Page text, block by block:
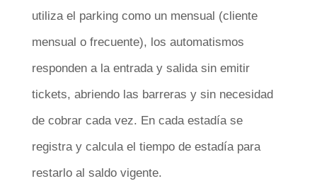
utiliza el parking como un mensual (cliente
mensual o frecuente), los automatismos
responden a la entrada y salida sin emitir
tickets, abriendo las barreras y sin necesidad
de cobrar cada vez. En cada estadía se
registra y calcula el tiempo de estadía para
restarlo al saldo vigente.